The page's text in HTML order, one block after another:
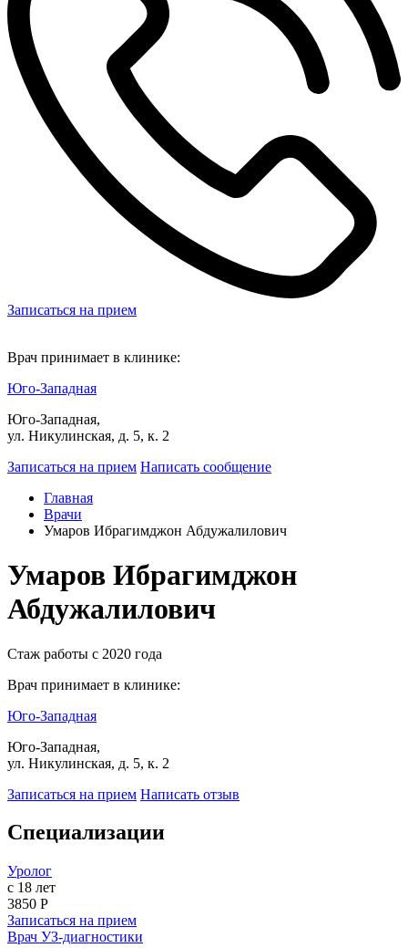
Записаться на прием
Врач принимает в клинике:
Юго-Западная
Юго-Западная,
ул. Никулинская, д. 5, к. 2
Записаться на прием Написать сообщение
Главная
Врачи
Умаров Ибрагимджон Абдужалилович
Умаров Ибрагимджон
Абдужалилович
Стаж работы с 2020 года
Врач принимает в клинике:
Юго-Западная
Юго-Западная,
ул. Никулинская, д. 5, к. 2
Записаться на прием Написать отзыв
Специализации
Уролог
с 18 лет
3850 Р
Записаться на прием
Врач УЗ-диагностики